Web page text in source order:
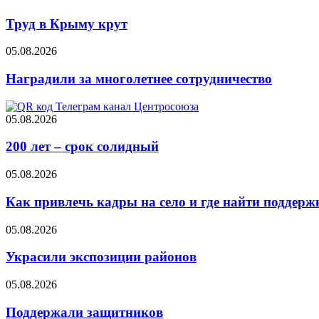
Труд в Крыму крут
05.08.2026
Наградили за многолетнее сотрудничество
05.08.2026
200 лет – срок солидный
05.08.2026
Как привлечь кадры на село и где найти
05.08.2026
Украсили экспозиции районов
05.08.2026
Поддержали защитников